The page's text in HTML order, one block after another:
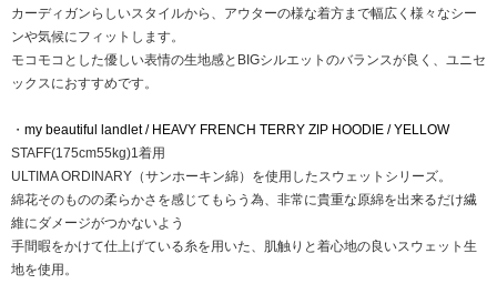
カーディガンらしいスタイルから、アウターの様な着方まで幅広く様々なシー
ンや気候にフィットします。
モコモコとした優しい表情の生地感とBIGシルエットのバランスが良く、ユニセ
ックスにおすすめです。
・ my beautiful landlet / HEAVY FRENCH TERRY ZIP HOODIE / YELLOW
STAFF(175cm55kg)1着用
ULTIMA ORDINARY（サンホーキン綿）を使用したスウェットシリーズ。
綿花そのものの柔らかさを感じてもらう為、非常に貴重な原綿を出来るだけ繊
維にダメージがつかないよう
手間暇をかけて仕上げている糸を用いた、肌触りと着心地の良いスウェット生
地を使用。